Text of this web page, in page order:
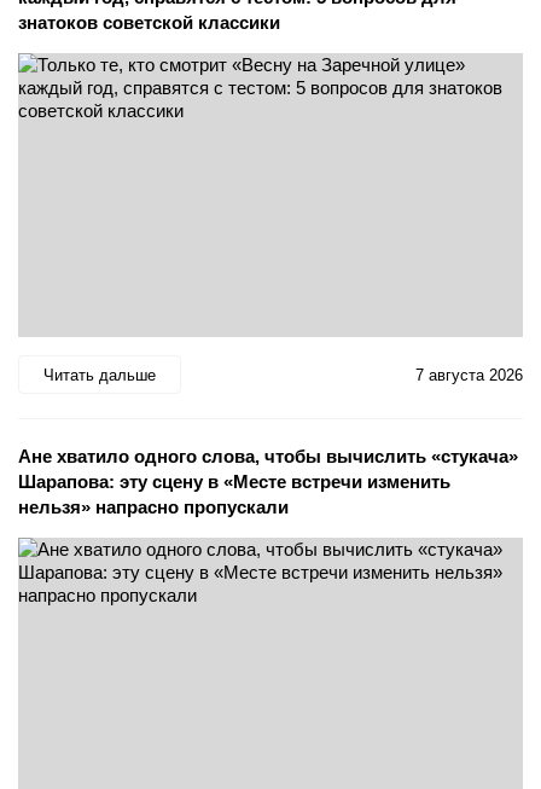
знатоков советской классики
Читать дальше 7 августа 2026
Ане хватило одного слова, чтобы вычислить «стукача»
Шарапова: эту сцену в «Месте встречи изменить
нельзя» напрасно пропускали